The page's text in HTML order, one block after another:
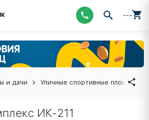
---
и дачи Уличные спортивные площадки
ИК-211